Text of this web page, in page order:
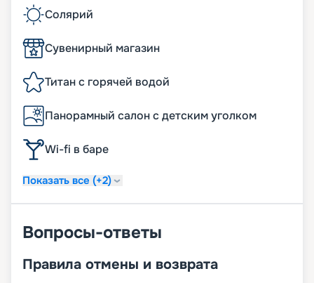
Солярий
Сувенирный магазин
Титан с горячей водой
Панорамный салон с детским уголком
Wi-fi в баре
Показать все (+2)
Вопросы-ответы
Правила отмены и возврата